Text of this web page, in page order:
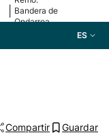
Bandera de
Ondarroa
ES
Compartir Guardar